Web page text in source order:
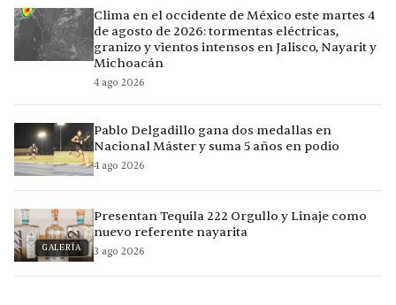
Clima en el occidente de México este martes 4
de agosto de 2026: tormentas eléctricas,
granizo y vientos intensos en Jalisco, Nayarit y
Michoacán
4 ago 2026
Pablo Delgadillo gana dos medallas en
Nacional Máster y suma 5 años en podio
4 ago 2026
GALERÍA
Presentan Tequila 222 Orgullo y Linaje como
nuevo referente nayarita
3 ago 2026